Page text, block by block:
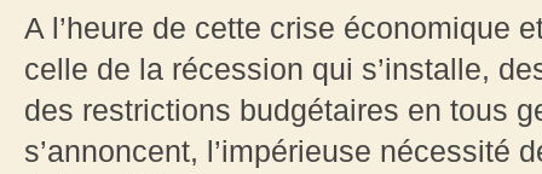
A l’heure de cette crise économique
celle de la récession qui s’installe,
des restrictions budgétaires en tous
s’annoncent, l’impérieuse nécessité